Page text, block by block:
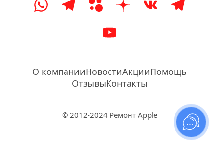
О компанииНовостиАкцииПомощь
ОтзывыКонтакты
© 2012-2024 Ремонт Apple